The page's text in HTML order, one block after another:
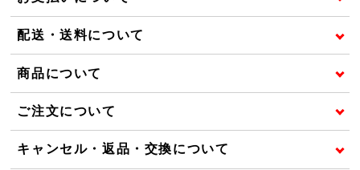
配送・送料について
商品について
ご注文について
キャンセル・返品・交換について